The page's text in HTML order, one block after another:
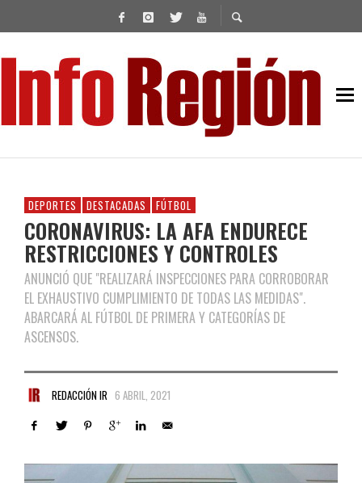
DEPORTES DESTACADAS FÚTBOL
CORONAVIRUS: LA AFA ENDURECE
RESTRICCIONES Y CONTROLES
ANUNCIÓ QUE "REALIZARÁ INSPECCIONES PARA CORROBORAR
EL EXHAUSTIVO CUMPLIMIENTO DE TODAS LAS MEDIDAS".
ABARCARÁ AL FÚTBOL DE PRIMERA Y CATEGORÍAS DE
ASCENSOS.
REDACCIÓN IR 6 ABRIL, 2021